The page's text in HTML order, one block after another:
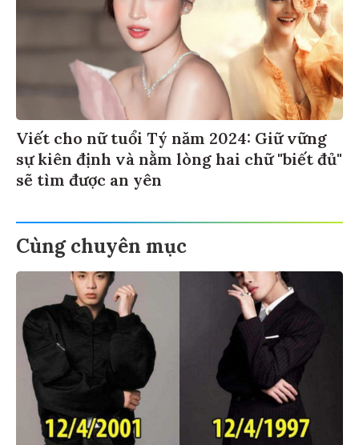
Viết cho nữ tuổi Tý năm 2024: Giữ vững
sự kiên định và nằm lòng hai chữ "biết đủ"
sẽ tìm được an yên
Cùng chuyên mục